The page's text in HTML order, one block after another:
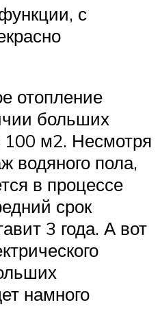
с
отопление
больших
м2. Несмотря
водяного пола,
в процессе
срок
3 года. А вот
намного